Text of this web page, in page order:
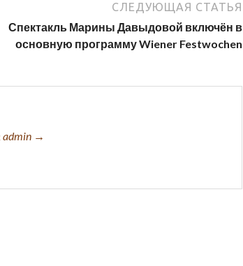
СЛЕДУЮЩАЯ СТАТЬЯ
Спектакль Марины Давыдовой включён в
основную программу Wiener Festwochen
→